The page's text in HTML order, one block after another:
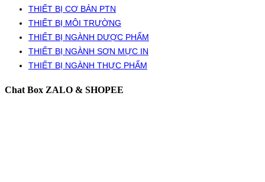
THIẾT BỊ CƠ BẢN PTN
THIẾT BỊ MÔI TRƯỜNG
THIẾT BỊ NGÀNH DƯỢC PHẨM
THIẾT BỊ NGÀNH SƠN MỰC IN
THIẾT BỊ NGÀNH THỰC PHẨM
Chat Box ZALO & SHOPEE